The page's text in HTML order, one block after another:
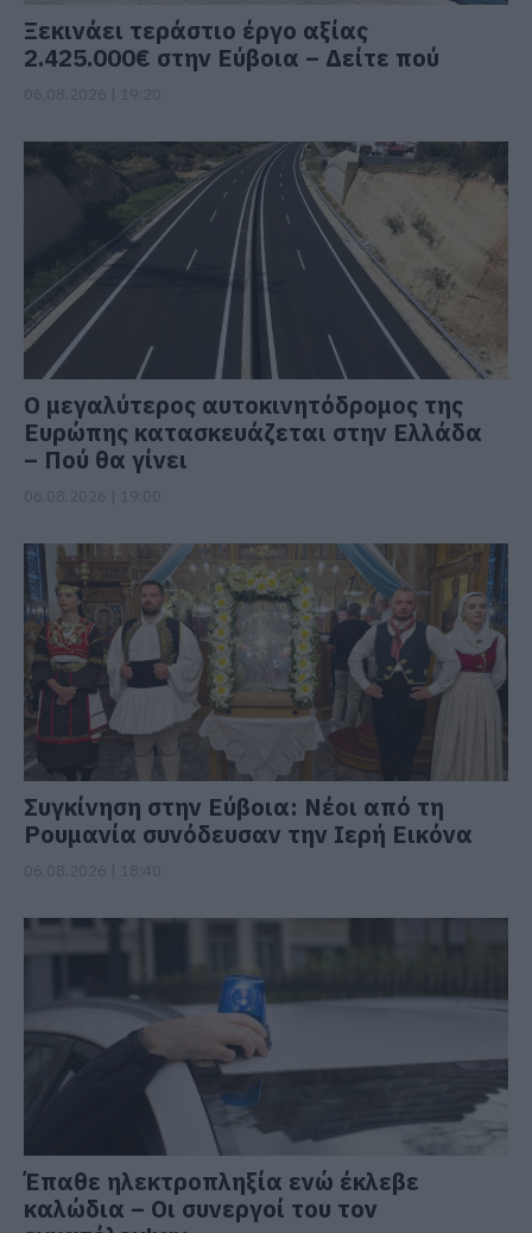
Ξεκινάει τεράστιο έργο αξίας
2.425.000€ στην Εύβοια – Δείτε πού
Ο μεγαλύτερος αυτοκινητόδρομος της
Ευρώπης κατασκευάζεται στην Ελλάδα
– Πού θα γίνει
Συγκίνηση στην Εύβοια: Νέοι από τη
Ρουμανία συνόδευσαν την Ιερή Εικόνα
Έπαθε ηλεκτροπληξία ενώ έκλεβε
καλώδια – Οι συνεργοί του τον